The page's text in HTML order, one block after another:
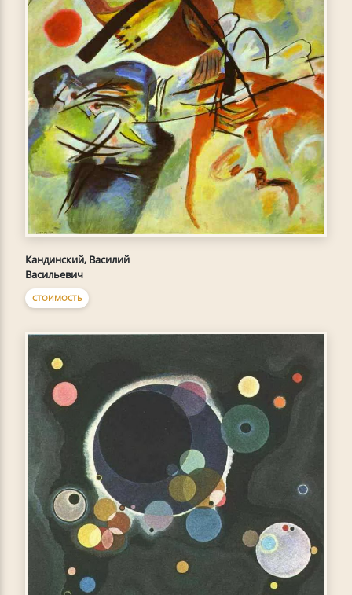
Кандинский, Василий
Васильевич
СТОИМОСТЬ